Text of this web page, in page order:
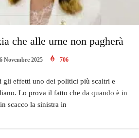
che alle urne non pagherà
Novembre 2025 706
gli effetti uno dei politici più scaltri e
Lo prova il fatto che da quando è in
scacco la sinistra in